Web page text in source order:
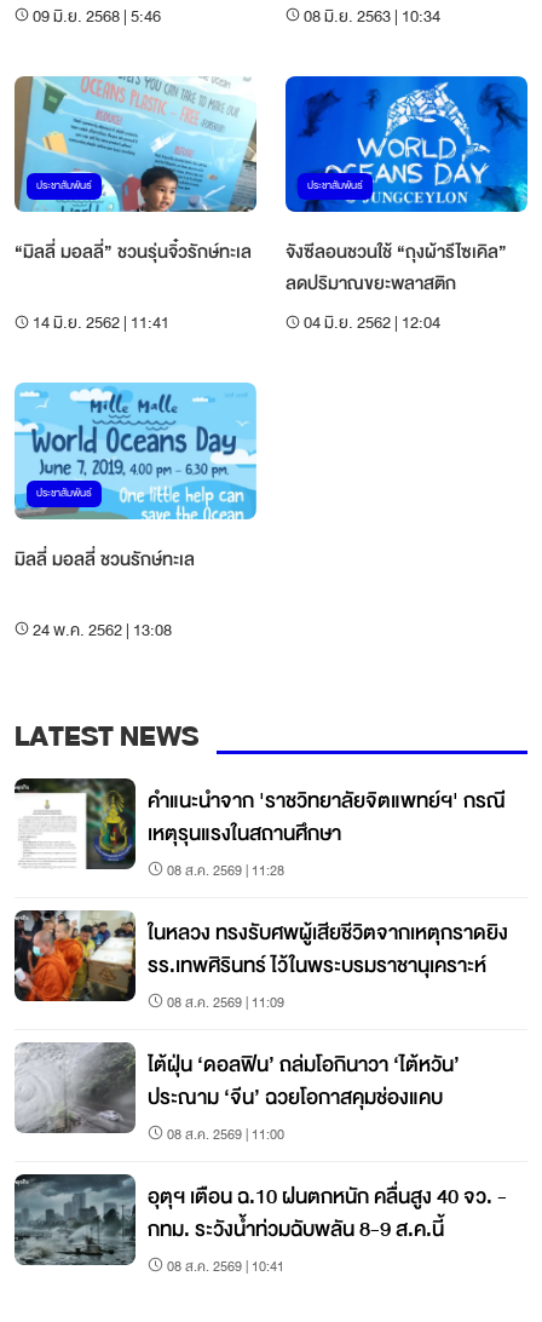
บทบาทในการปกป้อง
09 มิ.ย. 2568 | 5:46 08 มิ.ย. 2563 | 10:34
ประชาสัมพันธ์
“มิลลี่ มอลลี่” ชวนรุ่นจิ๋วรักษ์ทะเล
14 มิ.ย. 2562 | 11:41
ประชาสัมพันธ์
จังซีลอนชวนใช้ “ถุงผ้ารีไซเคิล”
ลดปริมาณขยะพลาสติก
04 มิ.ย. 2562 | 12:04
ประชาสัมพันธ์
มิลลี่ มอลลี่ ชวนรักษ์ทะเล
24 พ.ค. 2562 | 13:08
LATEST NEWS
คำแนะนำจาก 'ราชวิทยาลัยจิตแพทย์ฯ' กรณี
เหตุรุนแรงในสถานศึกษา
08 ส.ค. 2569 | 11:28
ในหลวง ทรงรับศพผู้เสียชีวิตจากเหตุกราดยิง
รร.เทพศิรินทร์ ไว้ในพระบรมราชานุเคราะห์
08 ส.ค. 2569 | 11:09
ไต้ฝุ่น ‘ดอลฟิน’ ถล่มโอกินาวา ‘ไต้หวัน’
ประณาม ‘จีน’ ฉวยโอกาสคุมช่องแคบ
08 ส.ค. 2569 | 11:00
อุตุฯ เตือน ฉ.10 ฝนตกหนัก คลื่นสูง 40 จว. -
กทม. ระวังน้ำท่วมฉับพลัน 8-9 ส.ค.นี้
08 ส.ค. 2569 | 10:41